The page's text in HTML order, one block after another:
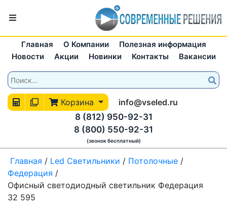
Главная О Компании
Полезная информация
Новости
Акции Новинки Контакты Вакансии
Корзина
info@vseled.ru
8 (812) 950-92-31
8 (800) 550-92-31
(звонок бесплатный)
Главная / Led Светильники / Потолочные /
Федерация /
Офисный светодиодный светильник Федерация
32 595